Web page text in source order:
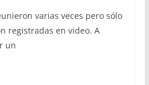
varias veces pero sólo
registradas en video. A
un